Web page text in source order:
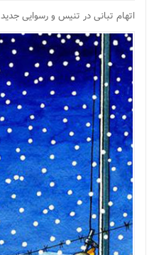
اتهام تبانی در تنیس و رسوایی جدید